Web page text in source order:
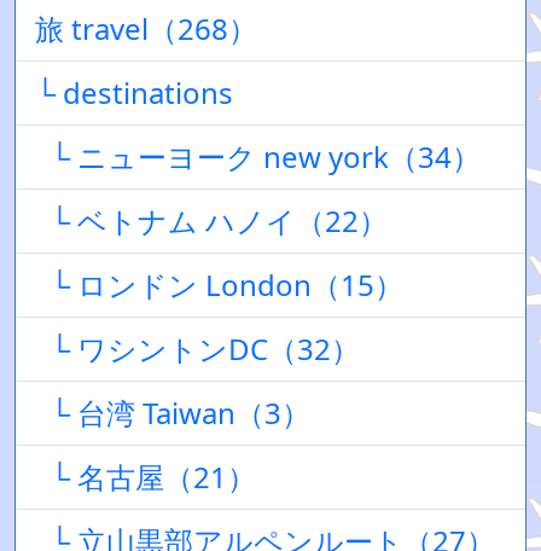
旅 travel（268）
└ destinations
└ ニューヨーク new york（34）
└ ベトナム ハノイ（22）
└ ロンドン London（15）
└ ワシントンDC（32）
└ 台湾 Taiwan（3）
└ 名古屋（21）
└ 立山黒部アルペンルート（27）